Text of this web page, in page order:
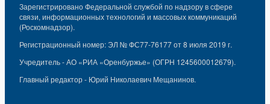
Зарегистрировано Федеральной службой по надзору в сфере
связи, информационных технологий и массовых коммуникаций
(Роскомнадзор).
Регистрационный номер: ЭЛ № ФС77-76177 от 8 июля 2019 г.
Учредитель - АО «РИА «Оренбуржье» (ОГРН 1245600012679).
Главный редактор - Юрий Николаевич Мещанинов.